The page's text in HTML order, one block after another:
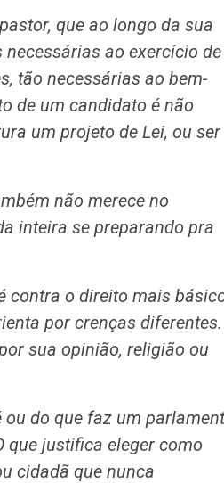
que ao longo da sua
ao exercício de
tão necessárias ao bem-
de um candidato é não
um projeto de Lei, ou ser
não merece no
inteira se preparando pra
contra o direito mais
por crenças diferentes.
sua opinião, religião ou
do que faz um
que justifica eleger como
cidadã que nunca